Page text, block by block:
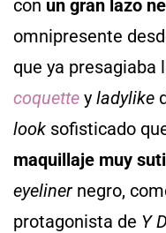
con un gran lazo
omnipresente
que ya presagiaba
coquette y ladylike
look sofisticado
maquillaje muy
eyeliner negro,
protagonista de Y